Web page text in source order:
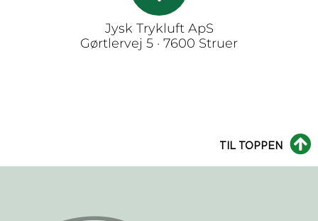
Jysk Trykluft ApS
Gørtlervej 5 · 7600 Struer
TIL TOPPEN